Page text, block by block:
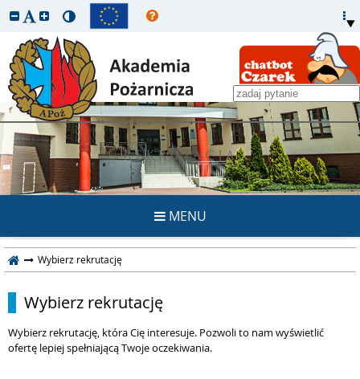
REKRUTACJA
MENU
Wybierz rekrutację
Wybierz rekrutację
Wybierz rekrutację, która Cię interesuje. Pozwoli to nam wyświetlić
ofertę lepiej spełniającą Twoje oczekiwania.